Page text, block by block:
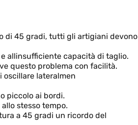
di 45 gradi, tutti gli artigiani devono
allinsufficiente capacità di taglio.
questo problema con facilità.
oscillare lateralmen
piccolo ai bordi.
stesso tempo.
a 45 gradi un ricordo del